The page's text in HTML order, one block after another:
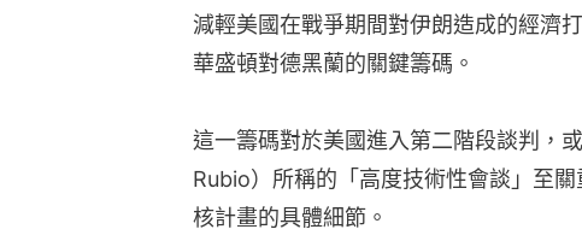
減輕美國在戰爭期間對伊朗造成的經濟
華盛頓對德黑蘭的關鍵籌碼。
這一籌碼對於美國進入第二階段談判，
Rubio）所稱的「高度技術性會談」至
核計畫的具體細節。